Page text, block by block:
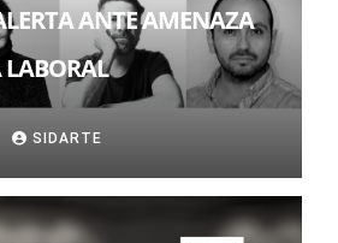
ANTE AMENAZA
LABORAL
SIDARTE